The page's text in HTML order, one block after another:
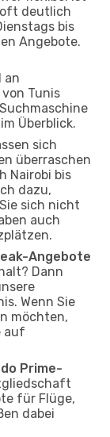
deutlich
bis
Angebote.
an
Tunis
Überblick.
sich
überraschen
Nairobi bis
dazu,
sich nicht
auch
Angebote
Dann
Wenn Sie
möchten,
auf
Prime-
für Flüge,
dabei